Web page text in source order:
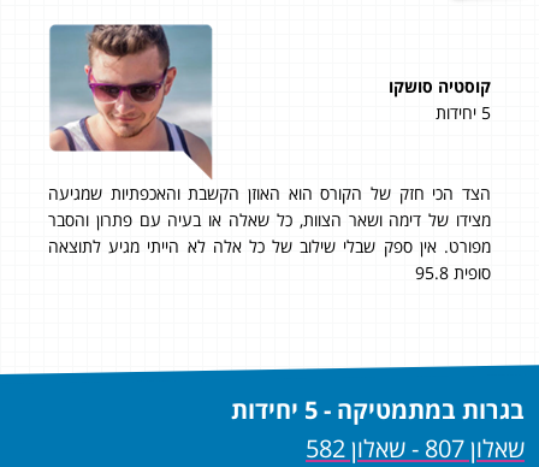
קוסטיה סושקו
5 יחידות
הצד הכי חזק של הקורס הוא האוזן הקשבת והאכפתיות שמגיעה
מצידו של דימה ושאר הצוות, כל שאלה או בעיה עם פתרון והסבר
מפורט. אין ספק שבלי שילוב של כל אלה לא הייתי מגיע לתוצאה
סופית 95.8
בגרות במתמטיקה - 5 יחידות
שאלון 807 - שאלון 582